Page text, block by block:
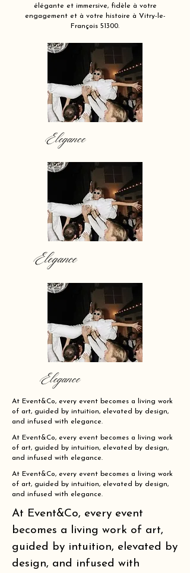
élégante et immersive, fidèle à votre
engagement et à votre histoire à Vitry-le-
François 51300.
Elegance
Elegance
Elegance
At Event&Co, every event becomes a living work
of art, guided by intuition, elevated by design,
and infused with elegance.
At Event&Co, every event becomes a living work
of art, guided by intuition, elevated by design,
and infused with elegance.
At Event&Co, every event becomes a living work
of art, guided by intuition, elevated by design,
and infused with elegance.
At Event&Co, every event
becomes a living work of art,
guided by intuition, elevated by
design, and infused with